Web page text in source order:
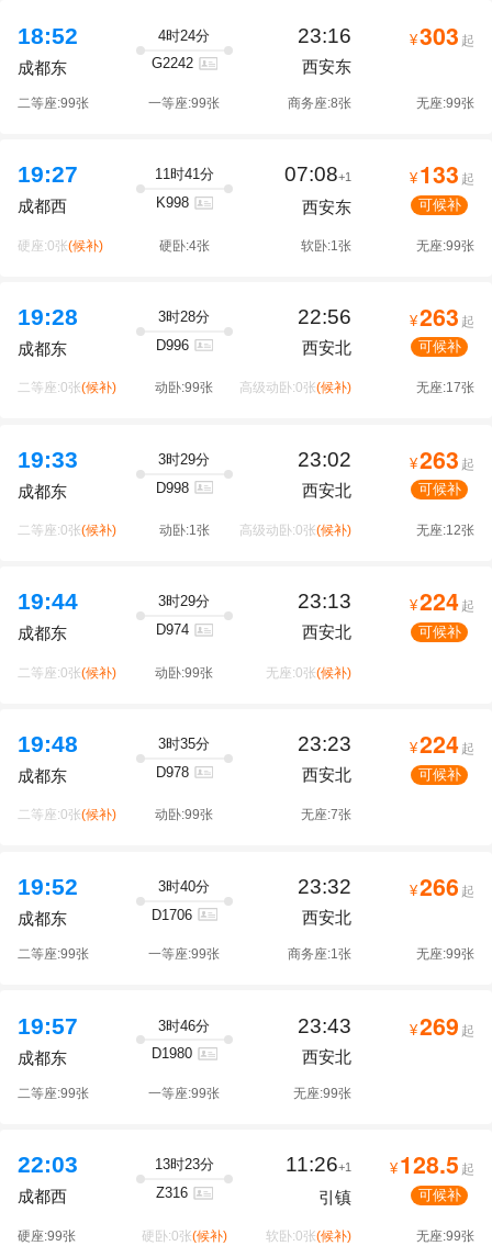
18:52
成都东
4时24分
G2242
23:16
西安东
¥303 起
二等座:99张 一等座:99张 商务座:8张 无座:99张
19:27
成都西
11时41分
K998
07:08+1
西安东
¥ 133 起
可候补
硬座:0张(候补) 硬卧:4张 软卧:1张 无座:99张
19:28
成都东
3时28分
D996
22:56
西安北
¥263 起
可候补
二等座:0张(候补) 动卧:99张 高级动卧:0张(候补) 无座:17张
19:33
成都东
3时29分
D998
23:02
西安北
¥263 起
可候补
二等座:0张(候补) 动卧:1张 高级动卧:0张(候补) 无座:12张
19:44
成都东
3时29分
D974
23:13
西安北
¥224 起
可候补
二等座:0张(候补) 动卧:99张 无座:0张(候补)
19:48
成都东
3时35分
D978
23:23
西安北
¥224 起
可候补
二等座:0张(候补) 动卧:99张 无座:7张
19:52
成都东
3时40分
D1706
23:32
西安北
¥266 起
二等座:99张 一等座:99张 商务座:1张 无座:99张
19:57
成都东
3时46分
D1980
23:43
西安北
¥269 起
二等座:99张 一等座:99张 无座:99张
22:03
成都西
13时23分
Z316
11:26+1
引镇
¥ 128.5 起
可候补
硬座:99张 硬卧:0张(候补) 软卧:0张(候补) 无座:99张